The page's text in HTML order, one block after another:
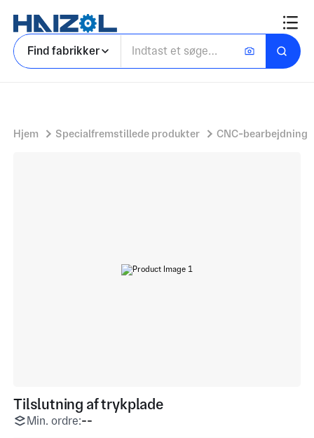
Find fabrikker
Tilslutning af trykplade
Hjem Specialfremstillede produkter CNC-bearbejdning
Tilslutning af trykplade
Min. ordre:--